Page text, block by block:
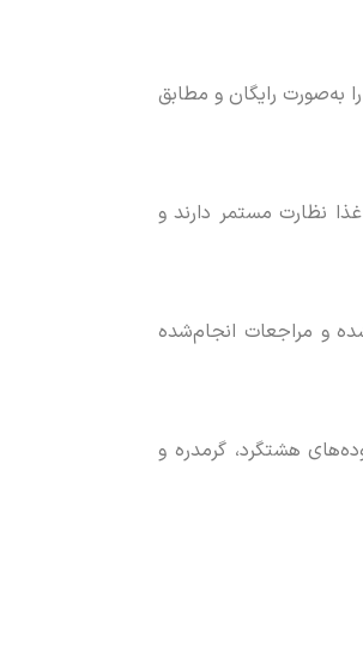
درمانی و امدادی را به‌صورت رایگان و مطابق
نظارت مستمر دارند و
و مراجعات انجام‌شده
هشتگرد، گرمدره و